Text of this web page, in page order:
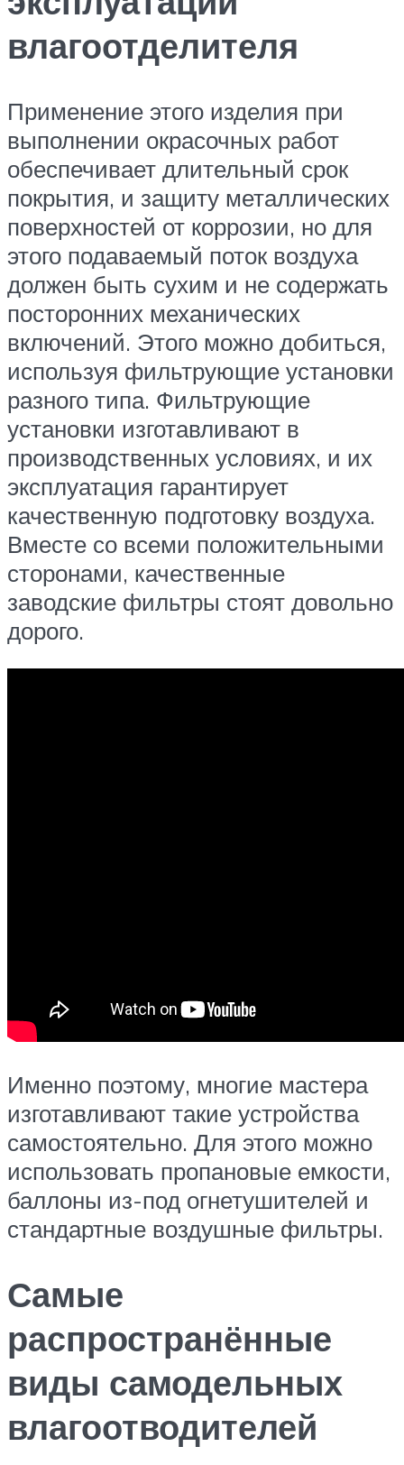
влагоотделителя
Применение этого изделия при
выполнении окрасочных работ
обеспечивает длительный срок
покрытия, и защиту металлических
поверхностей от коррозии, но для
этого подаваемый поток воздуха
должен быть сухим и не содержать
посторонних механических
включений. Этого можно добиться,
используя фильтрующие установки
разного типа. Фильтрующие
установки изготавливают в
производственных условиях, и их
эксплуатация гарантирует
качественную подготовку воздуха.
Вместе со всеми положительными
сторонами, качественные
заводские фильтры стоят довольно
дорого.
Именно поэтому, многие мастера
изготавливают такие устройства
самостоятельно. Для этого можно
использовать пропановые емкости,
баллоны из-под огнетушителей и
стандартные воздушные фильтры.
Самые
распространённые
виды самодельных
влагоотводителей